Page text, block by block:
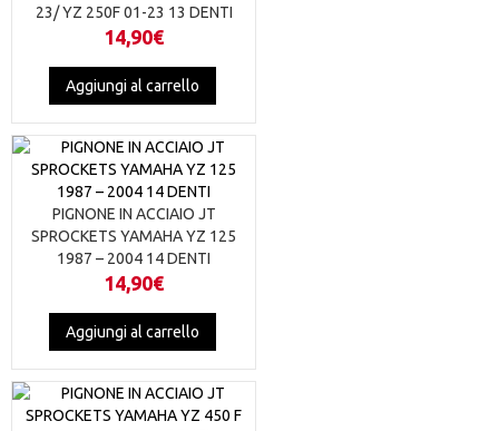
23/ YZ 250F 01-23 13 DENTI
14,90€
Aggiungi al carrello
PIGNONE IN ACCIAIO JT
SPROCKETS YAMAHA YZ 125
1987 – 2004 14 DENTI
14,90€
Aggiungi al carrello